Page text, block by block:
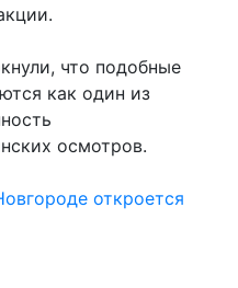
что подобные
как один из
осмотров.
откроется